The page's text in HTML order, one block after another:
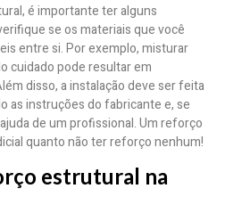
é importante ter alguns
se os materiais que você
entre si. Por exemplo, misturar
cuidado pode resultar em
disso, a instalação deve ser feita
as instruções do fabricante e, se
de um profissional. Um reforço
quanto não ter reforço nenhum!
estrutural na